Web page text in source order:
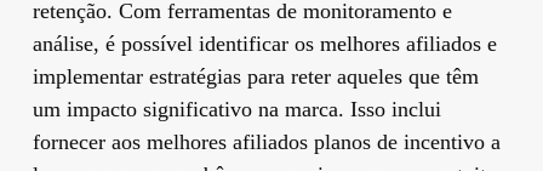
retenção. Com ferramentas de monitoramento e
análise, é possível identificar os melhores afiliados e
implementar estratégias para reter aqueles que têm
um impacto significativo na marca. Isso inclui
fornecer aos melhores afiliados planos de incentivo a